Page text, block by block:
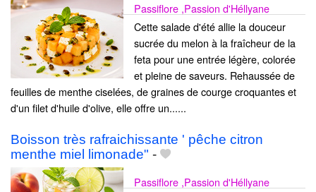
Passiflore ,Passion d'Héllyane
Cette salade d'été allie la douceur
sucrée du melon à la fraîcheur de la
feta pour une entrée légère, colorée
et pleine de saveurs. Rehaussée de
feuilles de menthe ciselées, de graines de courge croquantes et
d'un filet d'huile d'olive, elle offre un......
Boisson très rafraichissante ' pêche citron
menthe miel limonade" -
Passiflore ,Passion d'Héllyane